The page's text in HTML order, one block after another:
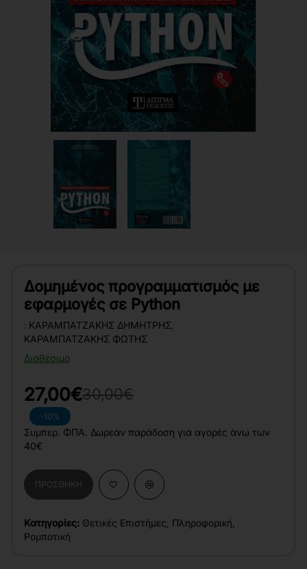
Δομημένος προγραμματισμός με
εφαρμογές σε Python
Διαθέσιμο
: ΚΑΡΑΜΠΑΤΖΆΚΗΣ ΔΗΜΉΤΡΗΣ
ΚΑΡΑΜΠΑΤΖΆΚΗΣ ΦΏΤΗΣ
-10%
27,00€30,00€
Συμπερ. ΦΠΑ. Δωρεάν παράδοση για αγορές άνω των
40€
ΠΡΟΣΘΉΚΗ
Κατηγορίες: Θετικές Επιστήμες Πληροφορική
Ρομποτική